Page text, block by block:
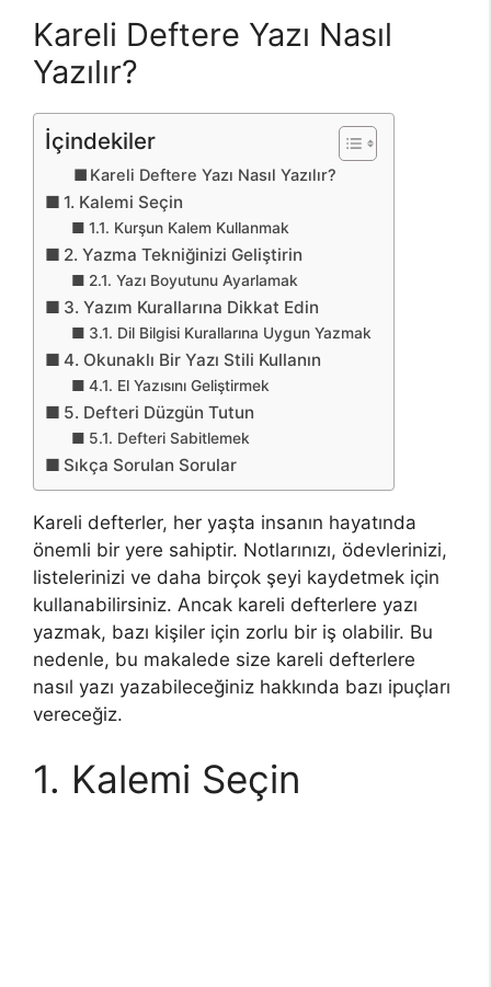
Kareli Deftere Yazı Nasıl
Yazılır?
İçindekiler
Kareli Deftere Yazı Nasıl Yazılır?
1. Kalemi Seçin
1.1. Kurşun Kalem Kullanmak
2. Yazma Tekniğinizi Geliştirin
2.1. Yazı Boyutunu Ayarlamak
3. Yazım Kurallarına Dikkat Edin
3.1. Dil Bilgisi Kurallarına Uygun Yazmak
4. Okunaklı Bir Yazı Stili Kullanın
4.1. El Yazısını Geliştirmek
5. Defteri Düzgün Tutun
5.1. Defteri Sabitlemek
Sıkça Sorulan Sorular
Kareli defterler, her yaşta insanın hayatında
önemli bir yere sahiptir. Notlarınızı, ödevlerinizi,
listelerinizi ve daha birçok şeyi kaydetmek için
kullanabilirsiniz. Ancak kareli defterlere yazı
yazmak, bazı kişiler için zorlu bir iş olabilir. Bu
nedenle, bu makalede size kareli defterlere
nasıl yazı yazabileceğiniz hakkında bazı ipuçları
vereceğiz.
1. Kalemi Seçin